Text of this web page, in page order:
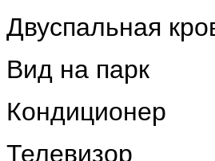
Двуспальная
Вид на парк
Кондиционер
Телевизор